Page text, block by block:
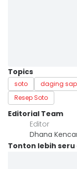
Topics
soto daging
Resep Soto
Editorial Team
Editor
Dhana
Tonton lebih seru